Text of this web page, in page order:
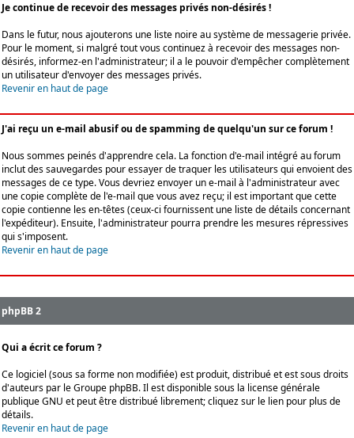
Je continue de recevoir des messages privés non-désirés !
Dans le futur, nous ajouterons une liste noire au système de messagerie privée.
Pour le moment, si malgré tout vous continuez à recevoir des messages non-
désirés, informez-en l'administrateur; il a le pouvoir d'empêcher complètement
un utilisateur d'envoyer des messages privés.
Revenir en haut de page
J'ai reçu un e-mail abusif ou de spamming de quelqu'un sur ce forum !
Nous sommes peinés d'apprendre cela. La fonction d'e-mail intégré au forum
inclut des sauvegardes pour essayer de traquer les utilisateurs qui envoient des
messages de ce type. Vous devriez envoyer un e-mail à l'administrateur avec
une copie complète de l'e-mail que vous avez reçu; il est important que cette
copie contienne les en-têtes (ceux-ci fournissent une liste de détails concernant
l'expéditeur). Ensuite, l'administrateur pourra prendre les mesures répressives
qui s'imposent.
Revenir en haut de page
phpBB 2
Qui a écrit ce forum ?
Ce logiciel (sous sa forme non modifiée) est produit, distribué et est sous droits
d'auteurs par leGroupe phpBB. Il est disponible sous la license générale
publique GNU et peut être distribué librement; cliquez sur le lien pour plus de
détails.
Revenir en haut de page